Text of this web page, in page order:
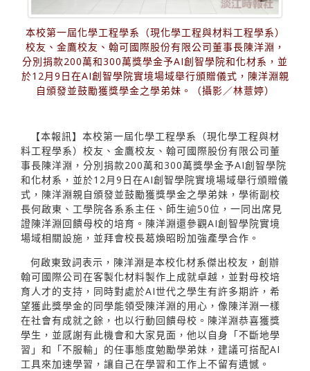
本校第一屆化學工程學系（現化學工程與材料工程學系）
校友、金鷹校友、翰可國際股份有限公司董事長陳洋淵，
分別捐款200萬和300萬獎學金予AI創智學院和化材系，並
於12月9日在AI創智學院實境場域舉行頒贈儀式，陳洋淵親
自頒發並鼓勵獲獎學金之學弟妹。（攝影／林薏婷）
【本報訊】本校第一屆化學工程學系（現化學工程與材
料工程學系）校友、金鷹校友、翰可國際股份有限公司董
事長陳洋淵，分別捐款200萬和300萬獎學金予AI創智學院
和化材系，並於12月9日在AI創智學院實境場域舉行頒贈儀
式，陳洋淵親自頒發並鼓勵獲獎學金之學弟妹，學術副校
長何啟東、工學院各系系主任、師生逾50位，一同出席見
證陳洋淵回饋母校的培育。陳洋淵還參觀AI創智學院實境
場域相關設施，並拜會校長葛煥昭盼加強產學合作。
何啟東致詞表示，陳洋淵是本校化材系傑出校友，創辦
翰可國際公司在客製化材料製作上成就卓越，並對母校培
育人才的支持，同時對處於AI世代之學生有許多期許，希
望獲此獎學金的同學能領受陳洋淵的用心，像陳洋淵一樣
在社會有成就之餘，也以行動回饋母校。陳洋淵恭喜獲獎
學生，並感謝有此機會和大家見面，他以自身「不斷地學
習」和「不服輸」的任事態度勉勵學弟妹，建議可搭配AI
工具來加速學習，讓自己在學習和工作上不留有遺憾。